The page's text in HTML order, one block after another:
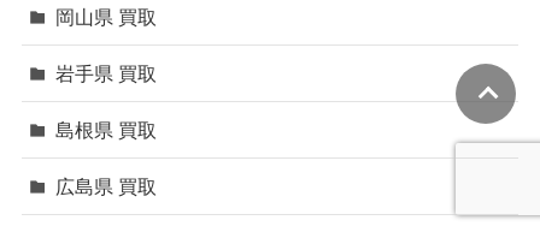
岡山県 買取
岩手県 買取
島根県 買取
広島県 買取